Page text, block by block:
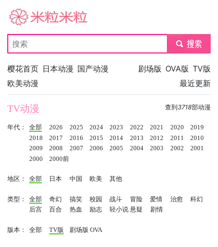
米粒米粒
submit
樱花首页 日本动漫 国产动漫
欧美动漫
剧场版 OVA版 TV版
最近更新
查到 3718部动漫
TV动漫
年代： 全部 2026 2025 2024 2023 2022 2021 2020
2019
2018
2017 2016 2015 2014 2013 2012 2011
2010
2009
2008 2007 2006 2005 2004 2003 2002
2001
2000
2000前
地区： 全部 日本 中国 欧美 其他
类型： 全部 奇幻 搞笑 校园 战斗 冒险 爱情 治愈
科幻
后宫
百合 热血 励志 轻小说 悬疑 剧情
版本： 全部 TV版 剧场版 OVA